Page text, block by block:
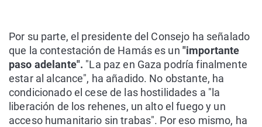
Por su parte, el presidente del Consejo ha señalado
que la contestación de Hamás es un "importante
paso adelante". "La paz en Gaza podría finalmente
estar al alcance", ha añadido. No obstante, ha
condicionado el cese de las hostilidades a "la
liberación de los rehenes, un alto el fuego y un
acceso humanitario sin trabas". Por eso mismo, ha